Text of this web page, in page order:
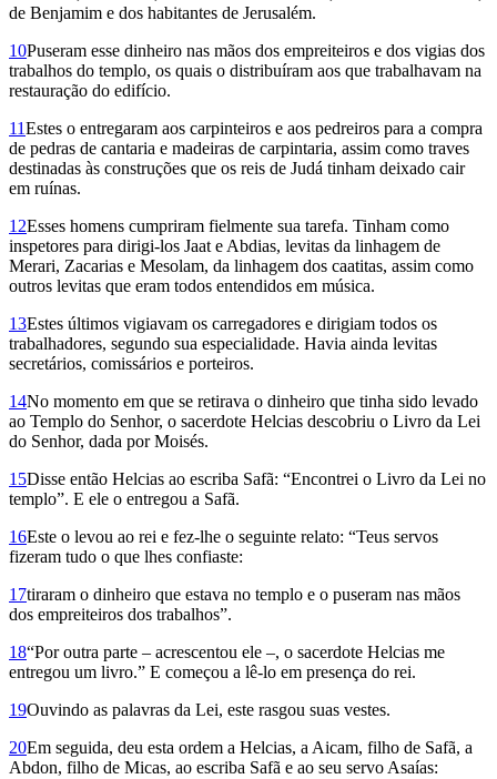
de Benjamim e dos habitantes de Jerusalém.
10Puseram esse dinheiro nas mãos dos empreiteiros e dos vigias dos
trabalhos do templo, os quais o distribuíram aos que trabalhavam na
restauração do edifício.
11Estes o entregaram aos carpinteiros e aos pedreiros para a compra
de pedras de cantaria e madeiras de carpintaria, assim como traves
destinadas às construções que os reis de Judá tinham deixado cair
em ruínas.
12Esses homens cumpriram fielmente sua tarefa. Tinham como
inspetores para dirigi-los Jaat e Abdias, levitas da linhagem de
Merari, Zacarias e Mesolam, da linhagem dos caatitas, assim como
outros levitas que eram todos entendidos em música.
13Estes últimos vigiavam os carregadores e dirigiam todos os
trabalhadores, segundo sua especialidade. Havia ainda levitas
secretários, comissários e porteiros.
14No momento em que se retirava o dinheiro que tinha sido levado
ao Templo do Senhor, o sacerdote Helcias descobriu o Livro da Lei
do Senhor, dada por Moisés.
15Disse então Helcias ao escriba Safã: “Encontrei o Livro da Lei no
templo”. E ele o entregou a Safã.
16Este o levou ao rei e fez-lhe o seguinte relato: “Teus servos
fizeram tudo o que lhes confiaste:
17tiraram o dinheiro que estava no templo e o puseram nas mãos
dos empreiteiros dos trabalhos”.
18“Por outra parte – acrescentou ele –, o sacerdote Helcias me
entregou um livro.” E começou a lê-lo em presença do rei.
19Ouvindo as palavras da Lei, este rasgou suas vestes.
20Em seguida, deu esta ordem a Helcias, a Aicam, filho de Safã, a
Abdon, filho de Micas, ao escriba Safã e ao seu servo Asaías: